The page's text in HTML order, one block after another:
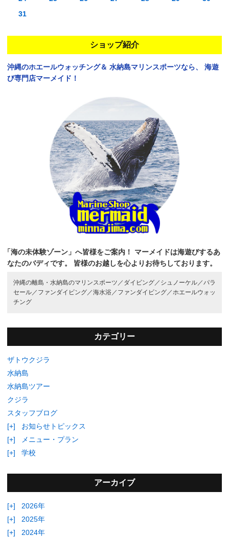
31
ショップ紹介
沖縄のホエールウォッチング＆ 水納島マリンスポーツなら、
海遊
び専門店マーメイド！
「海の未体験ゾーン」へ皆様をご案内！
マーメイドは海遊びするあ
なたのバディです。
皆様のお越しを心よりお待ちしております。
沖縄の離島・水納島のマリンスポーツ／ ダイビング／ シュノーケル／ パラ
セール／ ファンダイビング／海水浴／ ファンダイビング／ ホエールウォッ
チング
カテゴリー
ザトウクジラ
水納島
水納島ツアー
クジラ
スタッフブログ
[+]
お知らせトピックス
[+]
メニュー・プラン
[+]
学校
アーカイブ
[+]
2026年
[+]
2025年
[+]
2024年